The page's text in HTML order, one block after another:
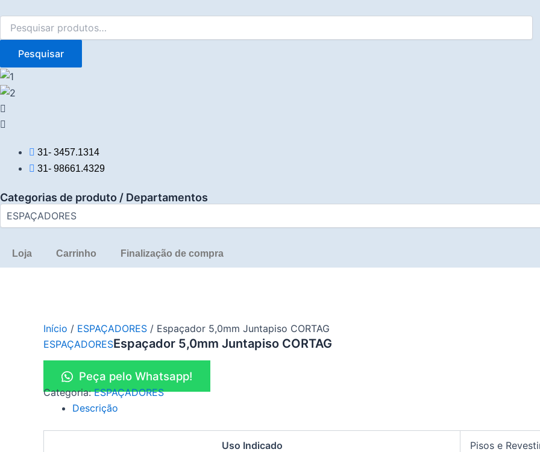
para
o
conteúdo
por:
Pesquisar
31- 3457.1314
31- 98661.4329
Categorias de produto / Departamentos
Loja Carrinho Finalização de compra
Início / ESPAÇADORES / Espaçador 5,0mm Juntapiso CORTAG
ESPAÇADORESEspaçador 5,0mm Juntapiso CORTAG
Peça pelo Whatsapp!
Categoria:ESPAÇADORES
Descrição
Uso Indicado Pisos e